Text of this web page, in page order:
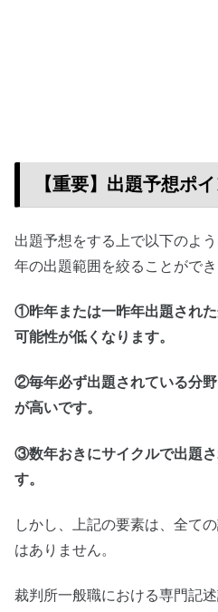
【重要】出題予想ポイ
出題予想をする上で以下のよ
年の出題範囲を絞ることができ
①昨年または一昨年出題され
可能性が低くなります。
②毎年必ず出題されている分
が高いです。
③数年おきにサイクルで出題
す。
しかし、上記の要素は、全て
はありません。
裁判所一般職における専門記